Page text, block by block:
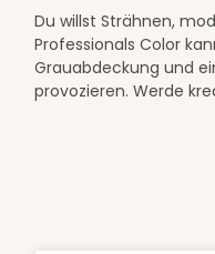
Du willst Strähnen,
Professionals Color
Grauabdeckung und
provozieren. Werde